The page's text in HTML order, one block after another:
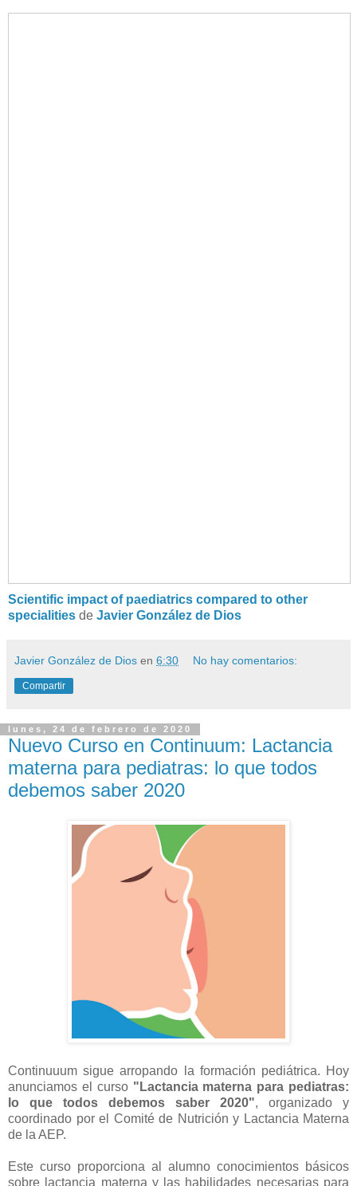
Scientific impact of paediatrics compared to other
specialities de Javier González de Dios
Javier González de Dios en 6:30 No hay comentarios:
Compartir
lunes, 24 de febrero de 2020
Nuevo Curso en Continuum: Lac­tan­cia
ma­ter­na pa­ra pe­dia­tras: lo que to­dos
de­be­mos sa­ber 2020
Continuuum sigue arropando la formación pediátrica. Hoy
anunciamos el curso "Lac­tan­cia ma­ter­na pa­ra pe­dia­tras:
lo que to­dos de­be­mos sa­ber 2020", organizado y
coordinado por el Comité de Nutrición y Lactancia Materna
de la AEP.
Este curso proporciona al alumno conocimientos básicos
sobre lactancia materna y las habilidades necesarias para